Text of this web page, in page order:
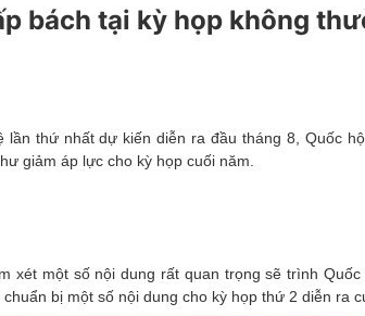
bách tại kỳ họp không
thứ nhất dự kiến diễn ra đầu tháng 8, Quốc
giảm áp lực cho kỳ họp cuối năm.
xét một số nội dung rất quan trọng sẽ trình Quốc
bị một số nội dung cho kỳ họp thứ 2 diễn ra